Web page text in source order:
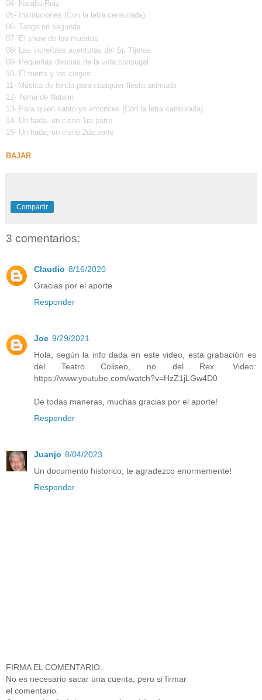
04- Natalio Ruiz
05- Instituciones (Con la letra censurada)
06- Tango en segunda
07- El show de los muertos
08- Las increíbles aventuras del Sr. Tijeras
09- Pequeñas delicias de la vida conyugal
10- El tuerto y los ciegos
11- Música de fondo para cualquier fiesta animada
12- Tema de Natalio
13- Para quien canto yo entonces (Con la letra censurada)
14- Un hada, un cisne 1ra parte
15- Un hada, un cisne 2da parte
BAJAR
Compartir
3 comentarios:
Claudio 8/16/2020
Gracias por el aporte
Responder
Joe 9/29/2021
Hola, según la info dada en este video, esta grabación es
del Teatro Coliseo, no del Rex. Video:
https://www.youtube.com/watch?v=HzZ1jLGw4D0
De todas maneras, muchas gracias por el aporte!
Responder
Juanjo 8/04/2023
Un documento historico, te agradezco enormemente!
Responder
FIRMA EL COMENTARIO.
No es necesario sacar una cuenta, pero si firmar
el comentario.